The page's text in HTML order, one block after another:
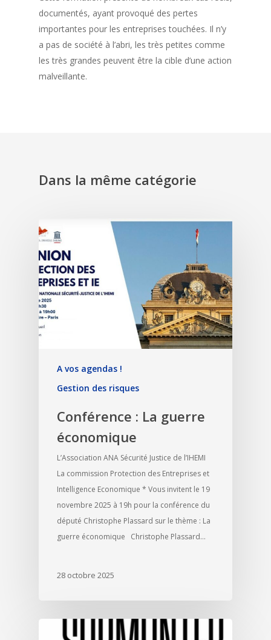
documentés, ayant provoqué des pertes
importantes pour les entreprises touchées. Il n’y
a pas de société à l’abri, les très petites comme
les très grandes peuvent être la cible d’une action
malveillante.
Dans la même catégorie
A vos agendas !
Gestion des risques
Conférence : La guerre
économique
L’Association ANA Sécurité Justice de l’IHEMI
La commission Protection des Entreprises et
Intelligence Economique * Vous invitent le 19
novembre 2025 à 19h pour la conférence du
député Christophe Plassard sur le thème : La
guerre économique Christophe Plassard…
28 octobre 2025